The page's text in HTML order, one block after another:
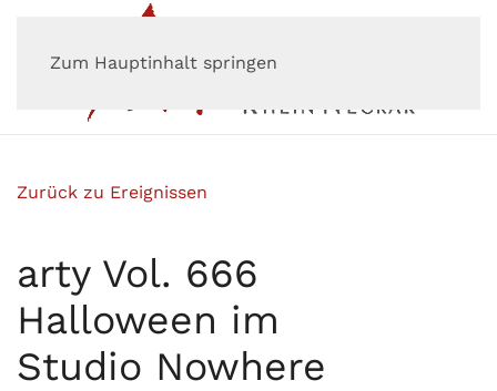
Zum Hauptinhalt springen
Zurück zu Ereignissen
arty Vol. 666
Halloween im
Studio Nowhere